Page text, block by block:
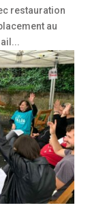
restauration
au